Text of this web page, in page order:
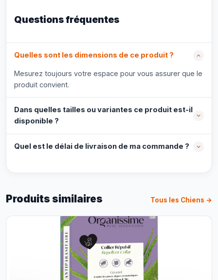
Questions fréquentes
Quelles sont les dimensions de ce produit ?
Mesurez toujours votre espace pour vous assurer que le
produit convient.
Dans quelles tailles ou variantes ce produit est-il
disponible ?
Quel est le délai de livraison de ma commande ?
Produits similaires Tous les Chiens →